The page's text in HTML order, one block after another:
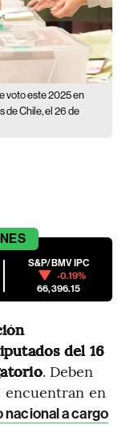
voto este 2025 en
de Chile, el 26 de
S&P/BMV IPC
-0.19%
66,396.15
del 16
. Deben
encuentran en
a cargo